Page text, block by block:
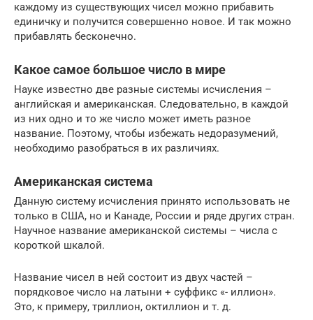
каждому из существующих чисел можно прибавить
единичку и получится совершенно новое. И так можно
прибавлять бесконечно.
Какое самое большое число в мире
Науке известно две разные системы исчисления –
английская и американская. Следовательно, в каждой
из них одно и то же число может иметь разное
название. Поэтому, чтобы избежать недоразумений,
необходимо разобраться в их различиях.
Американская система
Данную систему исчисления принято использовать не
только в США, но и Канаде, России и ряде других стран.
Научное название американской системы – числа с
короткой шкалой.
Название чисел в ней состоит из двух частей –
порядковое число на латыни + суффикс «- иллион».
Это, к примеру, триллион, октиллион и т. д.